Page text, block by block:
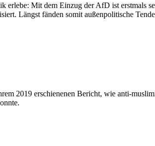
Mit dem Einzug der AfD ist erstmals
Längst fänden somit außenpolitische
2019 erschienenen Bericht, wie anti-